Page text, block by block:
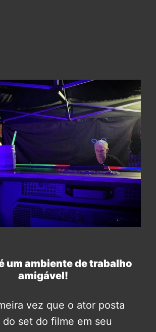
um ambiente de trabalho
amigável!
vez que o ator posta
set do filme em seu